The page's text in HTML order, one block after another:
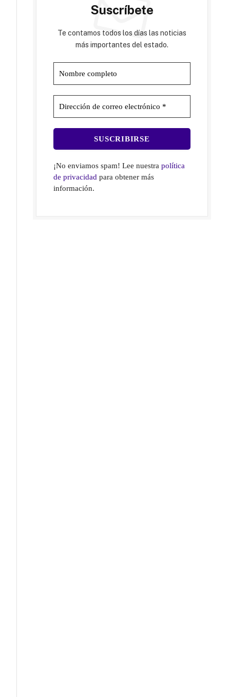
Suscríbete
Te contamos todos los días las noticias
más importantes del estado.
¡No enviamos spam! Lee nuestrapolítica
de privacidad para obtener más
información.